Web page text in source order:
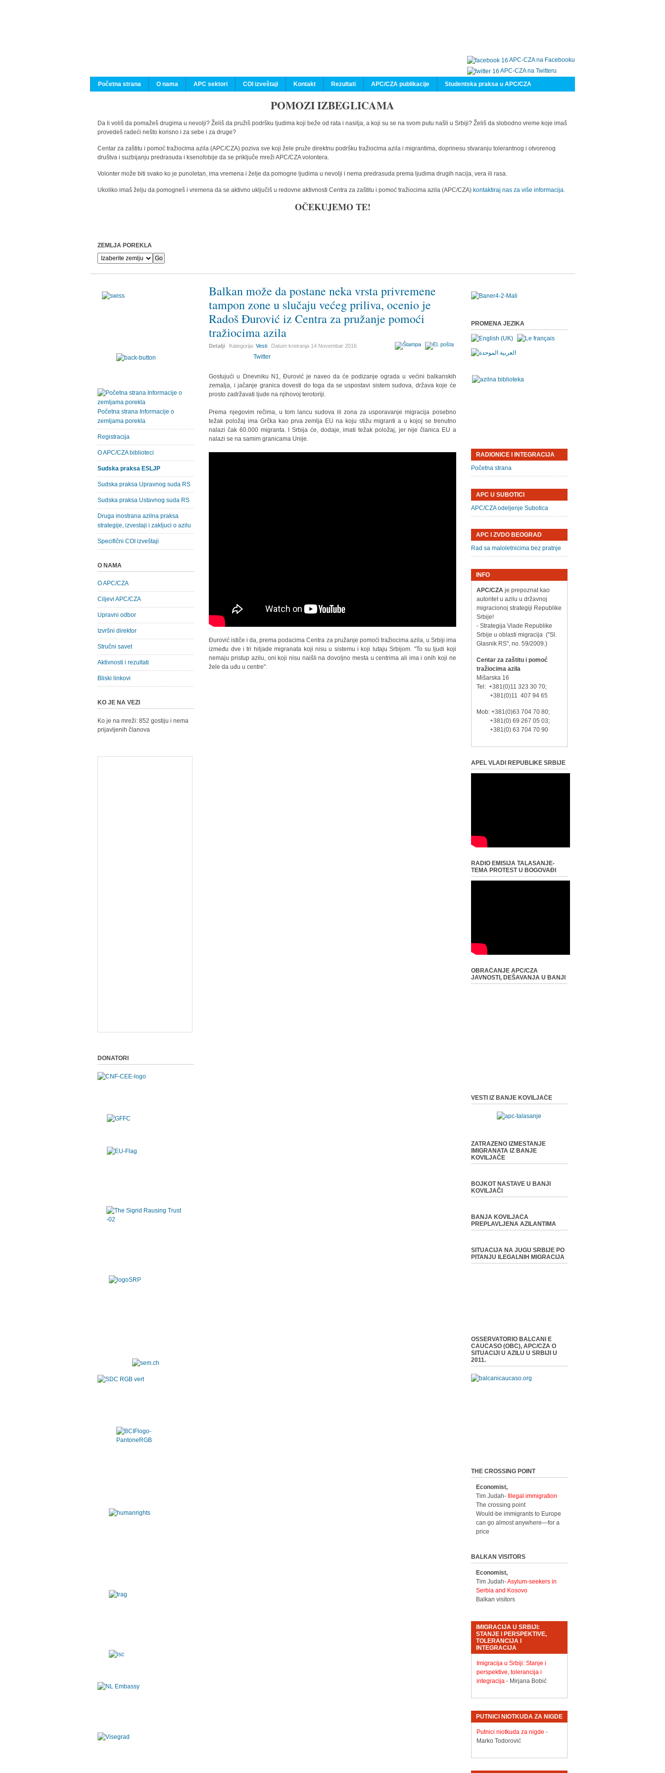
APC-CZA na Facebooku
APC-CZA na Twitteru
Početna strana
O nama APC sektori COI izveštaji Kontakt Rezultati APC/CZA publikacije Studentska praksa u APC/CZA
POMOZI IZBEGLICAMA
Da li voliš da pomažeš drugima u nevolji? Želiš da pružiš podršku ljudima koji beže od rata i nasilja, a koji su se na svom putu našli u Srbiji? Želiš da slobodno vreme koje imaš
provedeš radeći nešto korisno i za sebe i za druge?
Centar za zaštitu i pomoć tražiocima azila (APC/CZA) poziva sve koji žele pruže direktnu podršku tražiocima azila i migrantima, doprinesu stvaranju tolerantnog i otvorenog
društva i suzbijanju predrasuda i ksenofobije da se priključe mreži APC/CZA volontera.
Volonter može biti svako ko je punoletan, ima vremena i želje da pomogne ljudima u nevolji i nema predrasuda prema ljudima drugih nacija, vera ili rasa.
Ukoliko imaš želju da pomogneš i vremena da se aktivno uključiš u redovne aktivnosti Centra za zaštitu i pomoć tražiocima azila (APC/CZA) kontaktiraj nas za više informacija.
OČEKUJEMO TE!
ZEMLJA POREKLA
Balkan može da postane neka vrsta privremene
tampon zone u slučaju većeg priliva, ocenio je
Radoš Đurović iz Centra za pružanje pomoći
tražiocima azila
Detalji Kategorija:Vesti Datum kreiranja 14 Novembar 2016
Twitter
Gostujući u Dnevniku N1, Đurović je naveo da će podizanje ograda u većini balkanskih
zemalja, i jačanje granica dovesti do toga da se uspostavi sistem sudova, država koje će
prosto zadržavati ljude na njihovoj terotoriji.
Prema njegovim rečima, u tom lancu sudova ili zona za usporavanje migracija posebno
težak položaj ima Grčka kao prva zemlja EU na koju stižu migranti a u kojoj se trenutno
nalazi čak 60.000 migranta. I Srbija će, dodaje, imati težak položaj, jer nije članica EU a
nalazi se na samim granicama Unije.
Đurović ističe i da, prema podacima Centra za pružanje pomoći tražiocima azila, u Srbiji ima
između dve i tri hiljade migranata koji nisu u sistemu i koji lutaju Srbijom. "To su ljudi koji
nemaju pristup azilu, oni koji nisu naišli na dovoljno mesta u centrima ali ima i onih koji ne
žele da uđu u centre".
Početna strana Informacije o
zemljama porekla
Registracija
O APC/CZA biblioteci
Sudska praksa ESLJP
Sudska praksa Upravnog suda RS
Sudska praksa Ustavnog suda RS
Druga inostrana azilna praksa
strategije, izvestaji i zakljuci o azilu
Specifični COI izveštaji
O NAMA
O APC/CZA
Ciljevi APC/CZA
Upravni odbor
Izvršni direktor
Stručni savet
Aktivnosti i rezultati
Bliski linkovi
KO JE NA VEZI
Ko je na mreži: 852 gostiju i nema
prijavljenih članova
DONATORI
PROMENA JEZIKA
RADIONICE I INTEGRACIJA
Početna strana
APC U SUBOTICI
APC/CZA odeljenje Subotica
APC I ZVDO BEOGRAD
Rad sa maloletnicima bez pratnje
INFO
APC/CZAje prepoznat kao
autoritet u azilu u državnoj
migracionoj strategiji Republike
Srbije!
- Strategija Vlade Republike
Srbije u oblasti migracija ("Sl.
Glasnik RS", no. 59/2009.)
Centar za zaštitu i pomoć
tražiocima azila
Mišarska 16
Tel: +381(0)11 323 30 70;
+381(0)11 407 94 65
Mob: +381(0)63 704 70 80;
+381(0) 69 267 05 03;
+381(0) 63 704 70 90
APEL VLADI REPUBLIKE SRBIJE
RADIO EMISIJA TALASANJE-
TEMA PROTEST U BOGOVAĐI
OBRAĆANJE APC/CZA
JAVNOSTI, DEŠAVANJA U BANJI
VESTI IZ BANJE KOVILJAČE
ZATRAZENO IZMESTANJE
IMIGRANATA IZ BANJE
KOVILJAČE
BOJKOT NASTAVE U BANJI
KOVILJAČI
BANJA KOVILJACA
PREPLAVLJENA AZILANTIMA
SITUACIJA NA JUGU SRBIJE PO
PITANJU ILEGALNIH MIGRACIJA
OSSERVATORIO BALCANI E
CAUCASO (OBC), APC/CZA O
SITUACIJI U AZILU U SRBIJI U
2011.
THE CROSSING POINT
Economist,
Tim Judah-
Illegal immigration
The crossing point
Would-be immigrants to Europe
can go almost anywhere—for a
price
BALKAN VISITORS
Economist,
Tim Judah-Asylum-seekers in
Serbia and Kosovo
Balkan visitors
IMIGRACIJA U SRBIJI:
STANJE I PERSPEKTIVE,
TOLERANCIJA I
INTEGRACIJA
Imigracija u Srbiji: Stanje i
perspektive, tolerancija i
integracija- Mirjana Bobić
PUTNICI NIOTKUDA ZA NIGDE
Putnici niotkuda za nigde -
Marko Todorović